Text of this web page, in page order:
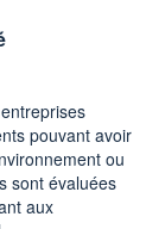
pouvant avoir
ou
sont évaluées
aux